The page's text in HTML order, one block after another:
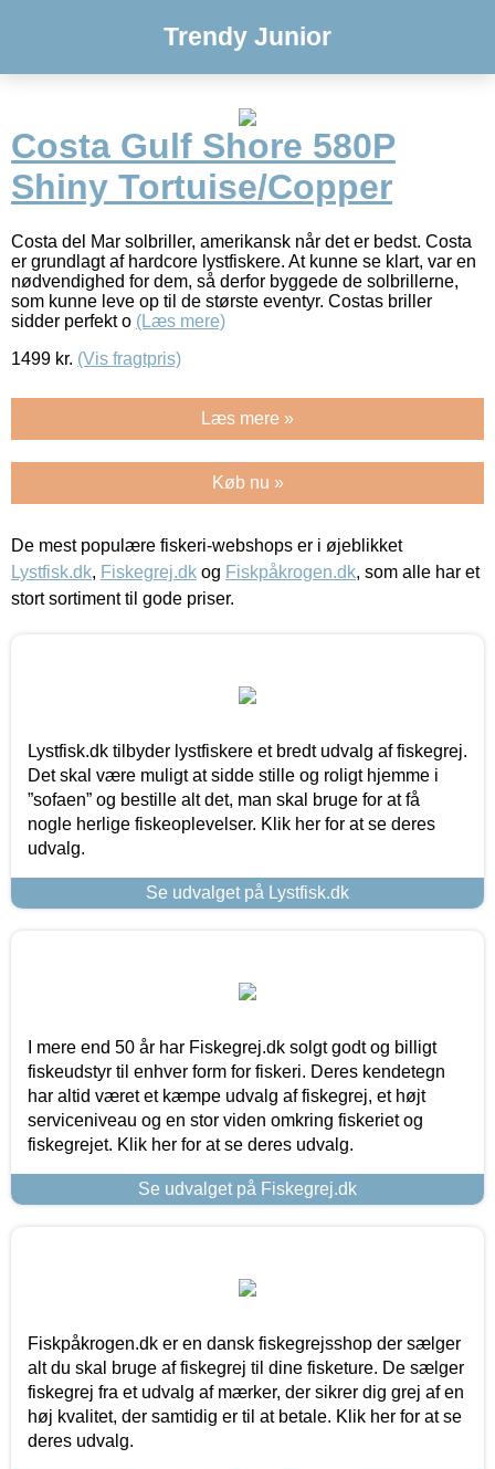
Trendy Junior
Costa Gulf Shore 580P
Shiny Tortuise/Copper
Costa del Mar solbriller, amerikansk når det er bedst. Costa
er grundlagt af hardcore lystfiskere. At kunne se klart, var en
nødvendighed for dem, så derfor byggede de solbrillerne,
som kunne leve op til de største eventyr. Costas briller
sidder perfekt o (Læs mere)
1499 kr. (Vis fragtpris)
Læs mere »
Køb nu »
De mest populære fiskeri-webshops er i øjeblikket
Lystfisk.dk, Fiskegrej.dk og Fiskpåkrogen.dk, som alle har et
stort sortiment til gode priser.
Lystfisk.dk tilbyder lystfiskere et bredt udvalg af fiskegrej.
Det skal være muligt at sidde stille og roligt hjemme i
”sofaen” og bestille alt det, man skal bruge for at få
nogle herlige fiskeoplevelser. Klik her for at se deres
udvalg.
Se udvalget på Lystfisk.dk
I mere end 50 år har Fiskegrej.dk solgt godt og billigt
fiskeudstyr til enhver form for fiskeri. Deres kendetegn
har altid været et kæmpe udvalg af fiskegrej, et højt
serviceniveau og en stor viden omkring fiskeriet og
fiskegrejet. Klik her for at se deres udvalg.
Se udvalget på Fiskegrej.dk
Fiskpåkrogen.dk er en dansk fiskegrejsshop der sælger
alt du skal bruge af fiskegrej til dine fisketure. De sælger
fiskegrej fra et udvalg af mærker, der sikrer dig grej af en
høj kvalitet, der samtidig er til at betale. Klik her for at se
deres udvalg.